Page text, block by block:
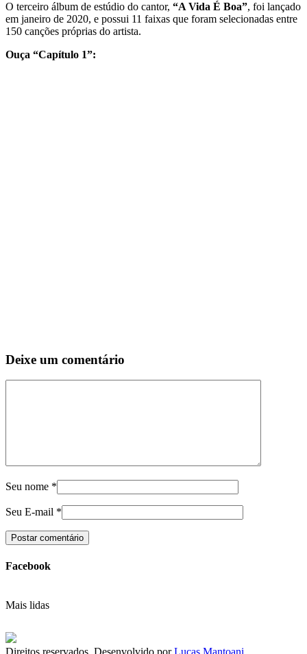
O terceiro álbum de estúdio do cantor, “A Vida É Boa”, foi lançado
em janeiro de 2020, e possui 11 faixas que foram selecionadas entre
150 canções próprias do artista.
Ouça “Capítulo 1”:
Deixe um comentário
Seu nome *
Seu E-mail *
Facebook
Mais lidas
Direitos reservados. Desenvolvido porLucas Mantoani